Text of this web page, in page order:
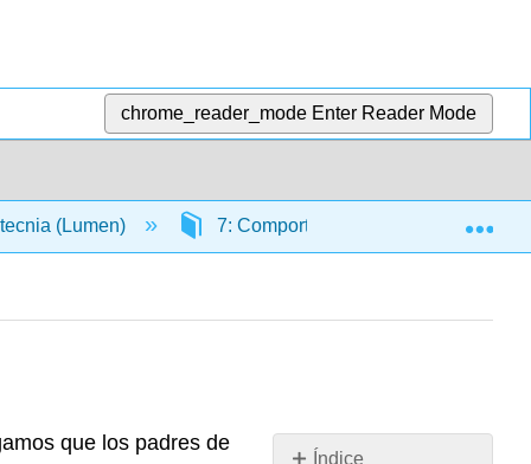
chrome_reader_mode Enter Reader Mode
(Lumen) 7: Comportamiento del consumidor
Índice
que los padres de